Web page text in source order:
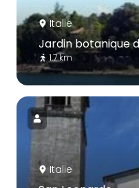
Italie
Jardin botanique
1.7 km
Italie